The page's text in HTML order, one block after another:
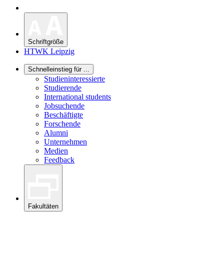
Schriftgröße
HTWK Leipzig
Schnelleinstieg für ...
Studieninteressierte
Studierende
International students
Jobsuchende
Beschäftigte
Forschende
Alumni
Unternehmen
Medien
Feedback
Fakultäten